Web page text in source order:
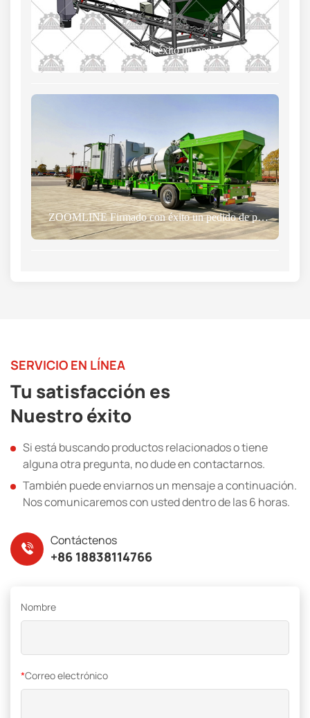
ZOOMLINE Firmado con éxito un pedido de planta de asfalto con un cliente de Madagascar
SERVICIO EN LÍNEA
Tu satisfacción es
Nuestro éxito
Si está buscando productos relacionados o tiene
alguna otra pregunta, no dude en contactarnos.
También puede enviarnos un mensaje a continuación.
Nos comunicaremos con usted dentro de las 6 horas.
Contáctenos
+86 18838114766
Nombre
*Correo electrónico